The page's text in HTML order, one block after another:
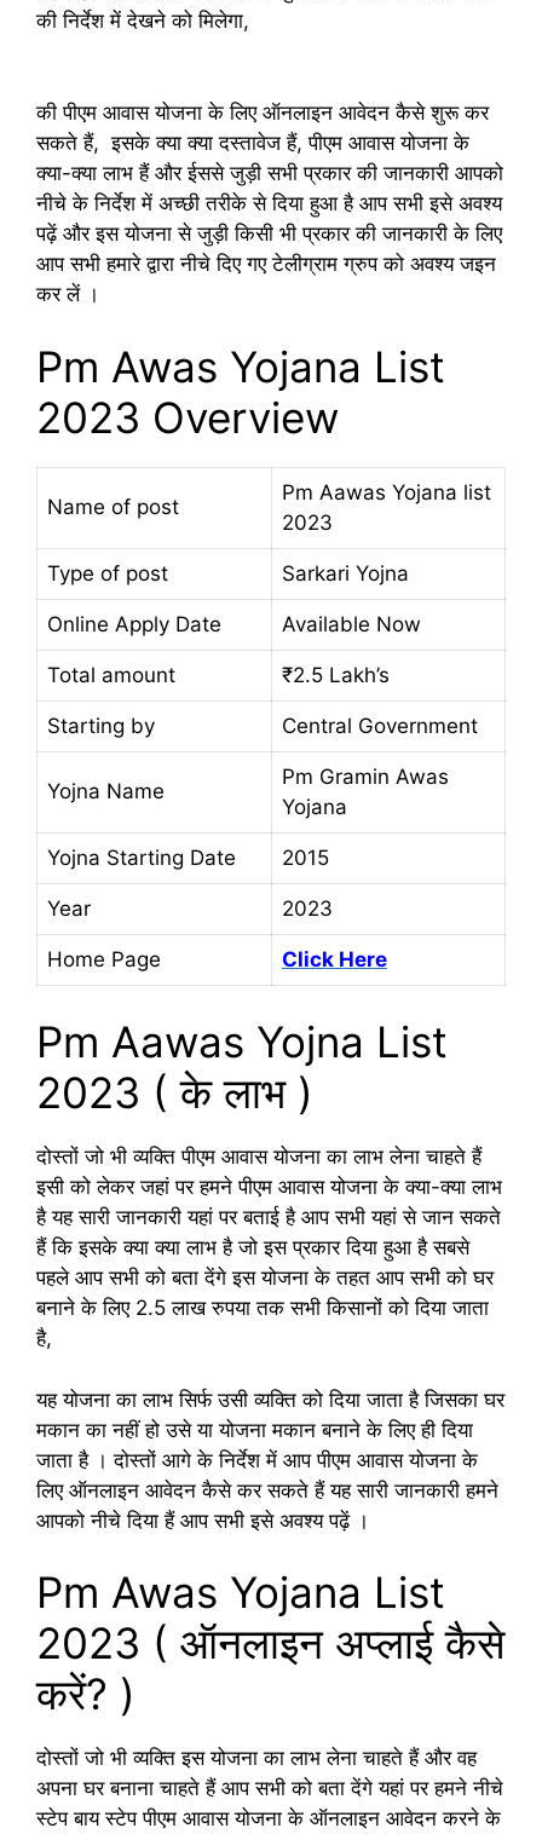
की निर्देश में देखने को मिलेगा,
की पीएम आवास योजना के लिए ऑनलाइन आवेदन कैसे शुरू कर
सकते हैं, इसके क्या क्या दस्तावेज हैं, पीएम आवास योजना के
क्या-क्या लाभ हैं और ईससे जुड़ी सभी प्रकार की जानकारी आपको
नीचे के निर्देश में अच्छी तरीके से दिया हुआ है आप सभी इसे अवश्य
पढ़ें और इस योजना से जुड़ी किसी भी प्रकार की जानकारी के लिए
आप सभी हमारे द्वारा नीचे दिए गए टेलीग्राम ग्रुप को अवश्य जइन
कर लें ।
Pm Awas Yojana List
2023 Overview
Name of post
Pm Aawas Yojana list
2023
Type of post Sarkari Yojna
Online Apply Date Available Now
Total amount ₹2.5 Lakh’s
Starting by Central Government
Yojna Name
Pm Gramin Awas
Yojana
Yojna Starting Date 2015
Year 2023
Home Page Click Here
Pm Aawas Yojna List
2023 ( के लाभ )
दोस्तों जो भी व्यक्ति पीएम आवास योजना का लाभ लेना चाहते हैं
इसी को लेकर जहां पर हमने पीएम आवास योजना के क्या-क्या लाभ
है यह सारी जानकारी यहां पर बताई है आप सभी यहां से जान सकते
हैं कि इसके क्या क्या लाभ है जो इस प्रकार दिया हुआ है सबसे
पहले आप सभी को बता देंगे इस योजना के तहत आप सभी को घर
बनाने के लिए 2.5 लाख रुपया तक सभी किसानों को दिया जाता
है,
यह योजना का लाभ सिर्फ उसी व्यक्ति को दिया जाता है जिसका घर
मकान का नहीं हो उसे या योजना मकान बनाने के लिए ही दिया
जाता है । दोस्तों आगे के निर्देश में आप पीएम आवास योजना के
लिए ऑनलाइन आवेदन कैसे कर सकते हैं यह सारी जानकारी हमने
आपको नीचे दिया हैं आप सभी इसे अवश्य पढ़ें ।
Pm Awas Yojana List
2023 ( ऑनलाइन अप्लाई कैसे
करें? )
दोस्तों जो भी व्यक्ति इस योजना का लाभ लेना चाहते हैं और वह
अपना घर बनाना चाहते हैं आप सभी को बता देंगे यहां पर हमने नीचे
स्टेप बाय स्टेप पीएम आवास योजना के ऑनलाइन आवेदन करने के